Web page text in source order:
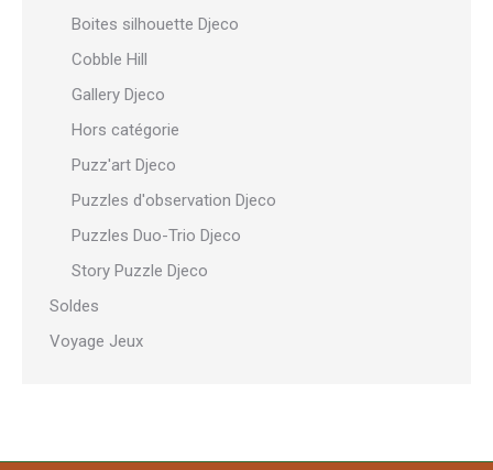
Boites silhouette Djeco
Cobble Hill
Gallery Djeco
Hors catégorie
Puzz'art Djeco
Puzzles d'observation Djeco
Puzzles Duo-Trio Djeco
Story Puzzle Djeco
Soldes
Voyage Jeux